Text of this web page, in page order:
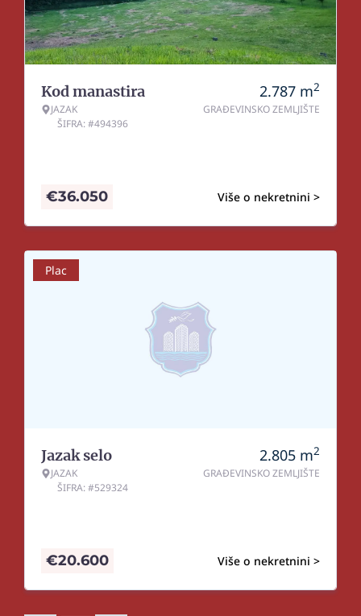
Kod manastira
JAZAK
ŠIFRA: #494396
2.787 m2
GRAĐEVINSKO ZEMLJIŠTE
Više o nekretnini >
€36.050
Plac
Jazak selo
JAZAK
ŠIFRA: #529324
2.805 m2
GRAĐEVINSKO ZEMLJIŠTE
Više o nekretnini >
€20.600